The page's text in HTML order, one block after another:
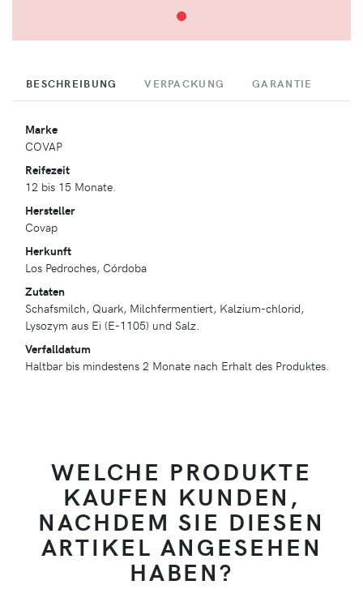
BESCHREIBUNG VERPACKUNG GARANTIE
Marke
COVAP
Reifezeit
12 bis 15 Monate.
Hersteller
Covap
Herkunft
Los Pedroches, Córdoba
Zutaten
Schafsmilch, Quark, Milchfermentiert, Kalzium-chlorid,
Lysozym aus Ei (E-1105) und Salz.
Verfalldatum
Haltbar bis mindestens 2 Monate nach Erhalt des Produktes.
WELCHE PRODUKTE
KAUFEN KUNDEN,
NACHDEM SIE DIESEN
ARTIKEL ANGESEHEN
HABEN?